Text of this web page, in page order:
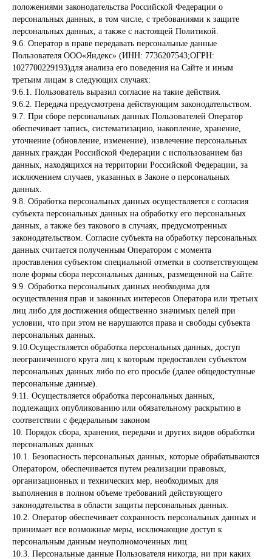
положениями законодательства Российской Федерации о
персональных данных, в том числе, с требованиями к защите
персональных данных, а также с настоящей Политикой.
9.6. Оператор в праве передавать персональные данные
Пользователя ООО«Яндекс» (ИНН: 7736207543;ОГРН:
1027700229193)для анализа его поведения на Сайте и иным
третьим лицам в следующих случаях:
9.6.1. Пользователь выразил согласие на такие действия.
9.6.2. Передача предусмотрена действующим законодательством.
9.7. При сборе персональных данных Пользователей Оператор
обеспечивает запись, систематизацию, накопление, хранение,
уточнение (обновление, изменение), извлечение персональных
данных граждан Российской Федерации с использованием баз
данных, находящихся на территории Российской Федерации, за
исключением случаев, указанных в Законе о персональных
данных.
9.8. Обработка персональных данных осуществляется с согласия
субъекта персональных данных на обработку его персональных
данных, а также без такового в случаях, предусмотренных
законодательством. Согласие субъекта на обработку персональных
данных считается полученным Оператором с момента
проставления субъектом специальной отметки в соответствующем
поле формы сбора персональных данных, размещенной на Сайте.
9.9. Обработка персональных данных необходима для
осуществления прав и законных интересов Оператора или третьих
лиц либо для достижения общественно значимых целей при
условии, что при этом не нарушаются права и свободы субъекта
персональных данных.
9.10.Осуществляется обработка персональных данных, доступ
неограниченного круга лиц к которым предоставлен субъектом
персональных данных либо по его просьбе (далее общедоступные
персональные данные).
9.11. Осуществляется обработка персональных данных,
подлежащих опубликованию или обязательному раскрытию в
соответствии с федеральным законом
10. Порядок сбора, хранения, передачи и других видов обработки
персональных данных
10.1. Безопасность персональных данных, которые обрабатываются
Оператором, обеспечивается путем реализации правовых,
организационных и технических мер, необходимых для
выполнения в полном объеме требований действующего
законодательства в области защиты персональных данных.
10.2. Оператор обеспечивает сохранность персональных данных и
принимает все возможные меры, исключающие доступ к
персональным данным неуполномоченных лиц.
10.3. Персональные данные Пользователя никогда, ни при каких